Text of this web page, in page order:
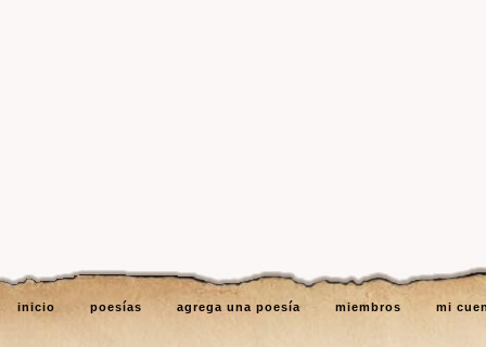
inicio poesías agrega una poesía miembros mi